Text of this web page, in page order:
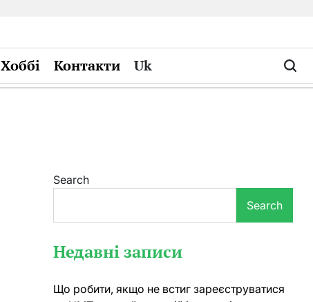
Хоббі Контакти Uk
Search
Search
Недавні записи
Що робити, якщо не встиг зареєструватися